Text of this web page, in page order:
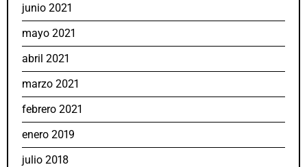
junio 2021
mayo 2021
abril 2021
marzo 2021
febrero 2021
enero 2019
julio 2018